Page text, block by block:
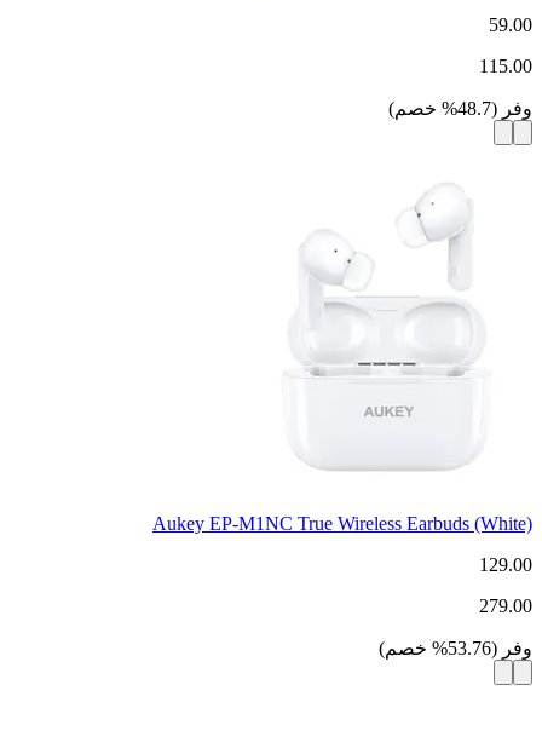
59.00
115.00
وفر (
48.7
% خصم)
Aukey EP-M1NC True Wireless Earbuds (White)
129.00
279.00
وفر (
53.76
% خصم)